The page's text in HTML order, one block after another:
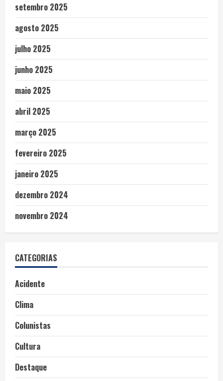
setembro 2025
agosto 2025
julho 2025
junho 2025
maio 2025
abril 2025
março 2025
fevereiro 2025
janeiro 2025
dezembro 2024
novembro 2024
CATEGORIAS
Acidente
Clima
Colunistas
Cultura
Destaque